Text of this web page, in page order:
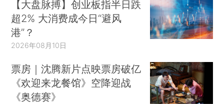
【大盘脉搏】创业板指半日跌
超2% 大消费成今日“避风
港”？
2026年08月10日
票房｜沈腾新片点映票房破亿
《欢迎来龙餐馆》空降迎战
《奥德赛》